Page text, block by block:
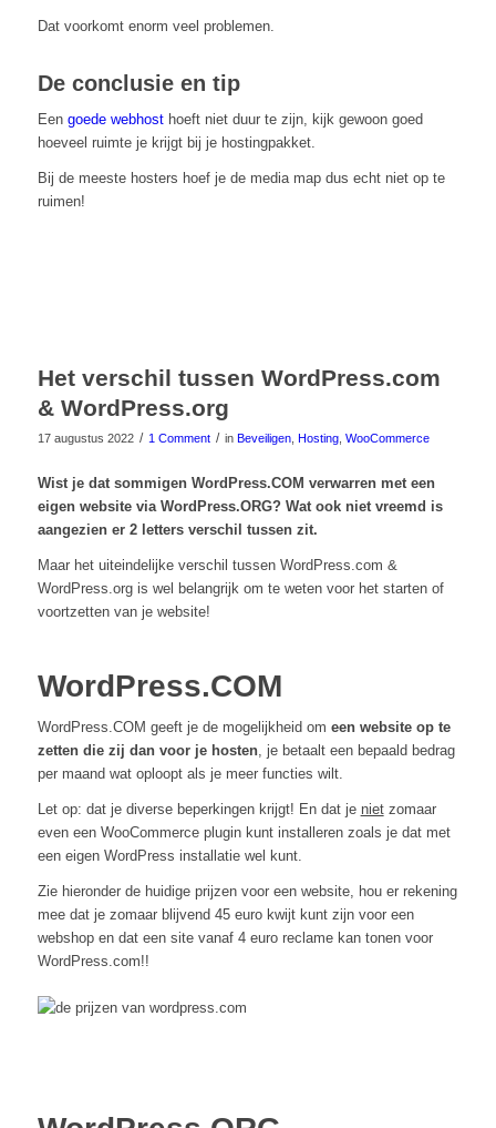
Dat voorkomt enorm veel problemen.
De conclusie en tip
Een goede webhosthoeft niet duur te zijn, kijk gewoon goed
hoeveel ruimte je krijgt bij je hostingpakket.
Bij de meeste hosters hoef je de media map dus echt niet op te
ruimen!
Het verschil tussen WordPress.com
& WordPress.org
17 augustus 2022 / 1 Comment / in Beveiligen, Hosting, WooCommerce
Wist je dat sommigen WordPress.COM verwarren met een
eigen website via WordPress.ORG? Wat ook niet vreemd is
aangezien er 2 letters verschil tussen zit.
Maar het uiteindelijke verschil tussen WordPress.com &
WordPress.org is wel belangrijk om te weten voor het starten of
voortzetten van je website!
WordPress.COM
WordPress.COM geeft je de mogelijkheid om een website op te
zetten die zij dan voor je hosten, je betaalt een bepaald bedrag
per maand wat oploopt als je meer functies wilt.
Let op: dat je diverse beperkingen krijgt! En dat je nietzomaar
even een WooCommerce plugin kunt installeren zoals je dat met
een eigen WordPress installatie wel kunt.
Zie hieronder de huidige prijzen voor een website, hou er rekening
mee dat je zomaar blijvend 45 euro kwijt kunt zijn voor een
webshop en dat een site vanaf 4 euro reclame kan tonen voor
WordPress.com!!